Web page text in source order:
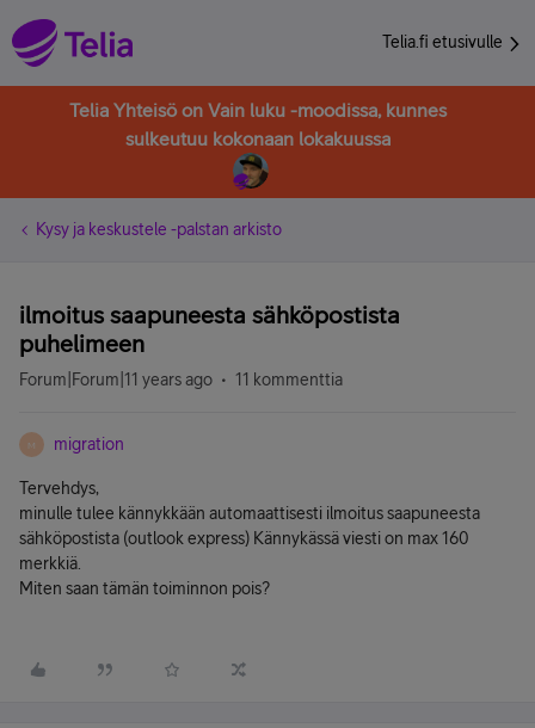
Telia.fi etusivulle
Telia Yhteisö on Vain luku -moodissa, kunnes
sulkeutuu kokonaan lokakuussa
Kysy ja keskustele -palstan arkisto
ilmoitus saapuneesta sähköpostista
puhelimeen
Forum|Forum|11 years ago 11 kommenttia
M migration
Tervehdys,
minulle tulee kännykkään automaattisesti ilmoitus saapuneesta
sähköpostista (outlook express) Kännykässä viesti on max 160
merkkiä.
Miten saan tämän toiminnon pois?